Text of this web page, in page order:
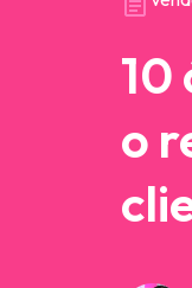
10
o